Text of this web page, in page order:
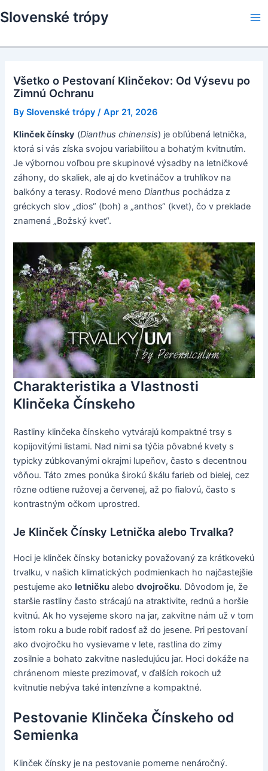
to
Slovenské trópy
Všetko o Pestovaní Klinčekov: Od Výsevu po
Zimnú Ochranu
BySlovenské trópy /Apr 21, 2026
Klinček čínsky (Dianthus chinensis) je obľúbená letnička,
ktorá si vás získa svojou variabilitou a bohatým kvitnutím.
Je výbornou voľbou pre skupinové výsadby na letničkové
záhony, do skaliek, ale aj do kvetináčov a truhlíkov na
balkóny a terasy. Rodové menoDianthus pochádza z
gréckych slov „dios“ (boh) a „anthos“ (kvet), čo v preklade
znamená „Božský kvet“.
Charakteristika a Vlastnosti
Klinčeka Čínskeho
Rastliny klinčeka čínskeho vytvárajú kompaktné trsy s
kopijovitými listami. Nad nimi sa týčia pôvabné kvety s
typicky zúbkovanými okrajmi lupeňov, často s decentnou
vôňou. Táto zmes ponúka širokú škálu farieb od bielej, cez
rôzne odtiene ružovej a červenej, až po fialovú, často s
kontrastným očkom uprostred.
Je Klinček Čínsky Letnička alebo Trvalka?
Hoci je klinček čínsky botanicky považovaný za krátkovekú
trvalku, v našich klimatických podmienkach ho najčastejšie
pestujeme akoletničku alebodvojročku. Dôvodom je, že
staršie rastliny často strácajú na atraktivite, rednú a horšie
kvitnú. Ak ho vysejeme skoro na jar, zakvitne nám už v tom
istom roku a bude robiť radosť až do jesene. Pri pestovaní
ako dvojročku ho vysievame v lete, rastlina do zimy
zosilnie a bohato zakvitne nasledujúcu jar. Hoci dokáže na
chránenom mieste prezimovať, v ďalších rokoch už
kvitnutie nebýva také intenzívne a kompaktné.
Pestovanie Klinčeka Čínskeho od
Semienka
Klinček čínsky je na pestovanie pomerne nenáročný.